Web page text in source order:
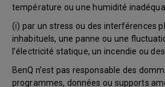
température ou une humidité
(i) par un stress ou des interférences
inhabituels, une panne ou une
l’électricité statique, un incendie ou
BenQ n’est pas responsable des
programmes, données ou supports